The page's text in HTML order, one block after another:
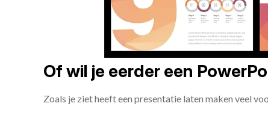
Of wil je eerder een
Zoals je ziet heeft een presentatie laten maken veel